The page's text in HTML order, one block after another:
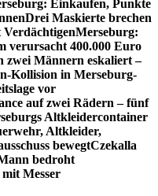
Einkaufen, Punkte
Drei Maskierte brechen
Merseburg:
verursacht 400.000 Euro
zwei Männern eskaliert –
Kollision in Merseburg-
vor
auf zwei Rädern – fünf
Altkleidercontainer
Altkleider,
bewegtCzekalla
bedroht
Messer